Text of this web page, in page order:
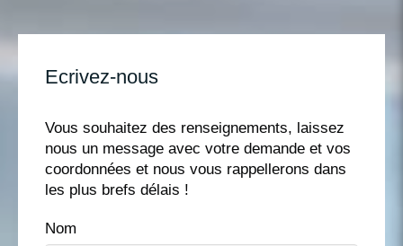
Ecrivez-nous
Vous souhaitez des renseignements, laissez
nous un message avec votre demande et vos
coordonnées et nous vous rappellerons dans
les plus brefs délais !
Nom